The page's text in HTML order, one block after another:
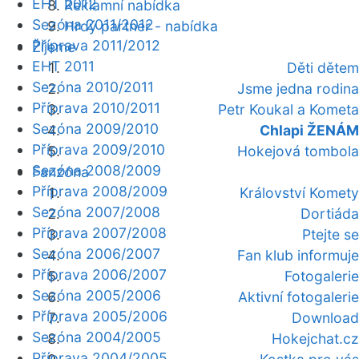
Reklamní nabídka
Hrdý partner - nabídka
Žijeme
Děti dětem
Jsme jedna rodina
Petr Koukal a Kometa
Chlapi ŽENÁM
Hokejová tombola
Fanzóna
Království Komety
Dortiáda
Ptejte se
Fan klub informuje
Fotogalerie
Aktivní fotogalerie
Download
Hokejchat.cz
EHT 2012
Sezóna 2011/2012
Příprava 2011/2012
EHT 2011
Sezóna 2010/2011
Příprava 2010/2011
Sezóna 2009/2010
Příprava 2009/2010
Sezóna 2008/2009
Příprava 2008/2009
Sezóna 2007/2008
Příprava 2007/2008
Sezóna 2006/2007
Příprava 2006/2007
Sezóna 2005/2006
Příprava 2005/2006
Sezóna 2004/2005